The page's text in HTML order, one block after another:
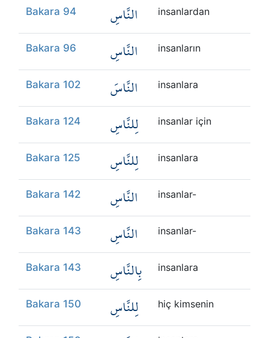
Bakara 94 النَّاسِ insanlardan
Bakara 96 النَّاسِ insanların
Bakara 102 النَّاسَ insanlara
Bakara 124 لِلنَّاسِ insanlar için
Bakara 125 لِلنَّاسِ insanlara
Bakara 142 النَّاسِ insanlar-
Bakara 143 النَّاسِ insanlar-
Bakara 143 بِالنَّاسِ insanlara
Bakara 150 لِلنَّاسِ hiç kimsenin